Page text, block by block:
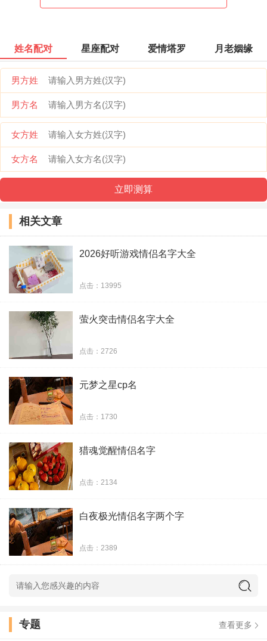
23、暮冬 ლ初晴
24、寶貝ლ傻瓜
25、宠溺 ლ薄幸
26、羁绊 ლ束缚
27、言逺ლ言久
28、握手ლ跟走
30、浓茶 野客
31、溡绱 ლ溡绱
32、莫離ლ莫棄
33、相守 ლ白首
34、黄钻 ლ红钻
35、英雄 ლ
36、熙柚
37、小修
39、北北
40、占有
41、侽亼ლ女人
42、深爱
姓名配对 星座配对 爱情塔罗 月老姻缘
男方姓
男方名
女方姓
女方名
相关文章
2026好听游戏情侣名字大全
点击：13995
萤火突击情侣名字大全
点击：2726
元梦之星cp名
点击：1730
猎魂觉醒情侣名字
点击：2134
白夜极光情侣名字两个字
点击：2389
专题 查看更多